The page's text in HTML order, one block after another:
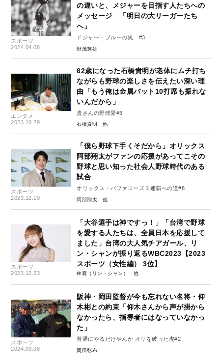
スポーツ
2024.04.08
の違いと、メジャーを目指す人たちへの
メッセージ 「明日の大リーガーたち
へ」
ドジャー・ブルーの風 #3
野茂英雄
エンタメ
2023.10.29
62歳になった石橋貴明が老体にムチ打ち
ながらも野球の楽しさを伝えたい深い理
由「もう俺は金属バット10打席も振れな
いんだから」
貴さんの野球愛#3
石橋貴明
スポーツ
2023.12.10
「僕ら野球下手くそだから」オリックス
阿部翔太がファンの応援があってこその
野球と思い知った社会人野球時代のある
試合
オリックス・バファローズ３連覇への道#8
阿部翔太
スポーツ
2023.12.23
「大谷選手は神ですっ！」「台湾で野球
を愛する人たちは、全員日本を応援して
ました」台湾の大人気チアガール、リ
ン・シャンが振り返るWBC2023【2023
スポーツ（女性編） 3位】
林襄（リン・シャン）
スポーツ
2024.03.08
阪神・岡田監督が今も忘れない名将・仰
木彬との約束「仰木さんから声が掛から
なかったら、指導者にはなっていなかっ
た」
普通にやるだけやんか オリを破った虎#2
岡田彰布